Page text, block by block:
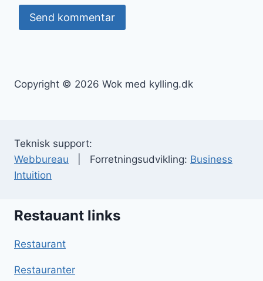
Copyright © 2026 Wok med kylling.dk
Teknisk support:
Webbureau | Forretningsudvikling: Business
Intuition
Restauant links
Restaurant
Restauranter